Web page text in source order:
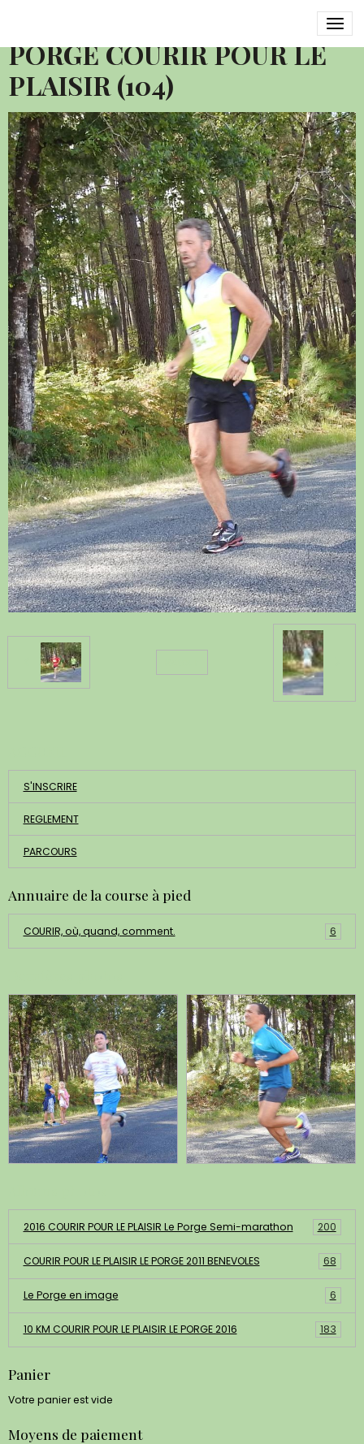
2016 SEMI MARATHON LE
PORGE COURIR POUR LE
PLAISIR (104)
S'INSCRIRE
REGLEMENT
PARCOURS
Annuaire de la course à pied
COURIR, où, quand, comment. 6
2016 COURIR POUR LE PLAISIR Le Porge Semi-marathon 200
COURIR POUR LE PLAISIR LE PORGE 2011 BENEVOLES 68
Le Porge en image 6
10 KM COURIR POUR LE PLAISIR LE PORGE 2016 183
Panier
Votre panier est vide
Moyens de paiement